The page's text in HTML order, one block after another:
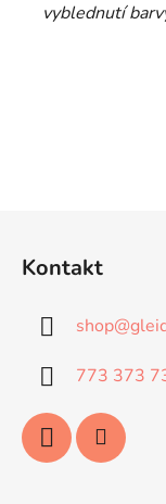
vyblednutí
Kontakt
shop@
773 373